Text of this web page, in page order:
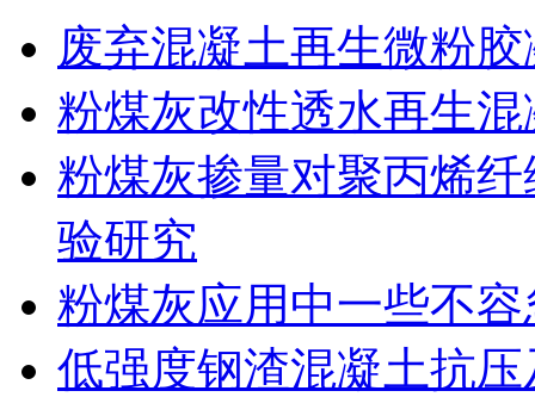
废弃混凝土再生微粉
粉煤灰改性透水再生
粉煤灰掺量对聚丙烯
验研究
粉煤灰应用中一些不
低强度钢渣混凝土抗